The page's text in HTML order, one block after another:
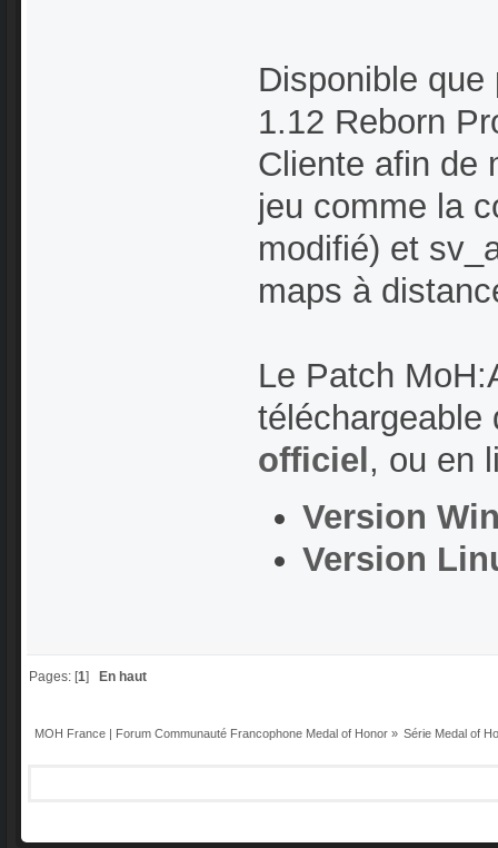
Disponible
1.12 Reborn
Cliente afin de
jeu comme la
modifié) et
maps à
Le Patch
officiel, ou en
Version
Version
Pages: [1] En haut
MOH France | Forum Communauté Francophone Medal of Honor» Série Medal of